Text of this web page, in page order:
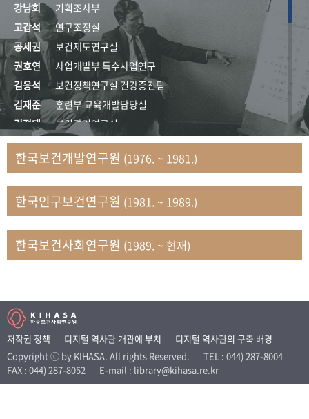
기록물 아카이브
사진 아카이브 문서 기록물 행정박물 영상 기록물
50+1주년 기념
성과 50선 숫자로 보는 50년
세계와 함께 한 KIHASA
VR 역사관
강남희
기획조사부
고갑석
연구조정실
공세권
보건제도연구실
권호연
사업개발부 특수사업연구
김응석
보건정책연구실 건강증진팀
김재준
훈련부 교육개발담당실
김정태
보건관리연구실
김지자
연구부 사회개발담당실
김태룡
조사평가부 연구과
문현상
가족복지연구실 인구가족연구팀
박인화
보건정책연구실
박재빈
연구부 인구역학담당실
변종화
보건정책연구실 건강증진팀
송건용
보건정책연구실
송태민
정보통계연구실 빅데이터연구센터
신희설
사업개발부 국제협력연구실
이규식
의료보험연구실
이문기
훈련부
한국보건개발연구원 (1976. ~ 1981.)
한국인구보건연구원 (1981. ~ 1989.)
한국보건사회연구원 (1989. ~ 현재)
저작권 정책 디지털 역사관 개관에 부쳐
디지털 역사관의 구축 배경
Copyright ⓒ by KIHASA. All rights Reserved.
TEL : 044) 287-8004
FAX : 044) 287-8052
E-mail : library@kihasa.re.kr